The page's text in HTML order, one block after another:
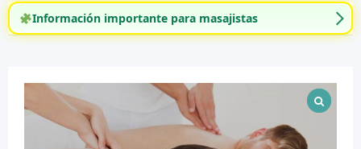
Información importante para masajistas